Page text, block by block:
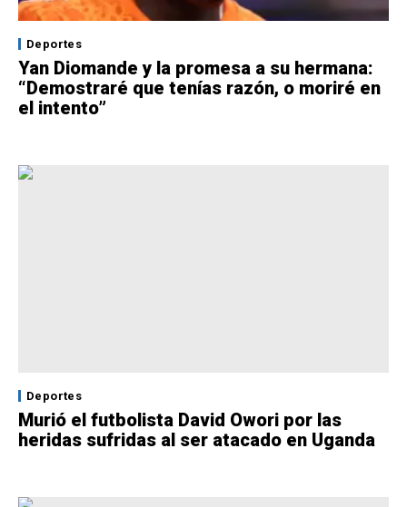
Deportes
Yan Diomande y la promesa a su hermana:
“Demostraré que tenías razón, o moriré en
el intento”
Deportes
Murió el futbolista David Owori por las
heridas sufridas al ser atacado en Uganda